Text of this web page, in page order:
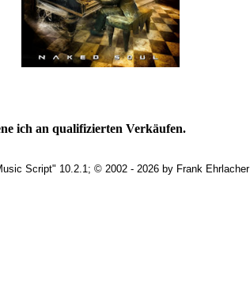
ich an qualifizierten Verkäufen.
Script" 10.2.1; © 2002 - 2026 by Frank Ehrlacher